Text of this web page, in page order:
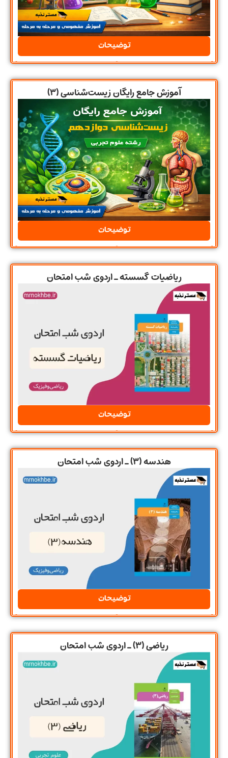
توضیحات
آموزش جامع رایگان زیست‌شناسی (۳)
توضیحات
ریاضیات گسسته ـ اردوی شب امتحان
توضیحات
هندسه (3) ـ اردوی شب امتحان
توضیحات
ریاضی (3) ـ اردوی شب امتحان